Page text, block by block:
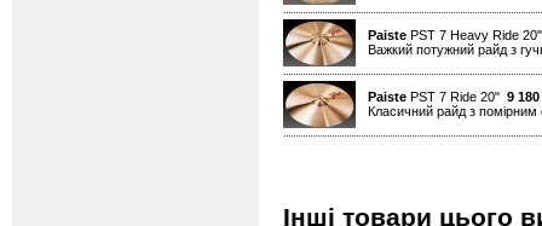
Paiste PST 7 Heavy Ride
Важкий потужний райд з
Paiste PST 7 Ride 20" 9 180
Класичний райд з
Інші товари цього